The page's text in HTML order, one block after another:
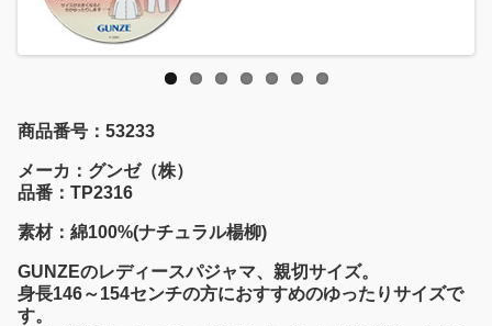
商品番号：53233
メーカ：グンゼ（株）
品番：TP2316
素材：綿100%(ナチュラル楊柳)
GUNZEのレディースパジャマ、親切サイズ。
身長146～154センチの方におすすめのゆったりサイズで
す。